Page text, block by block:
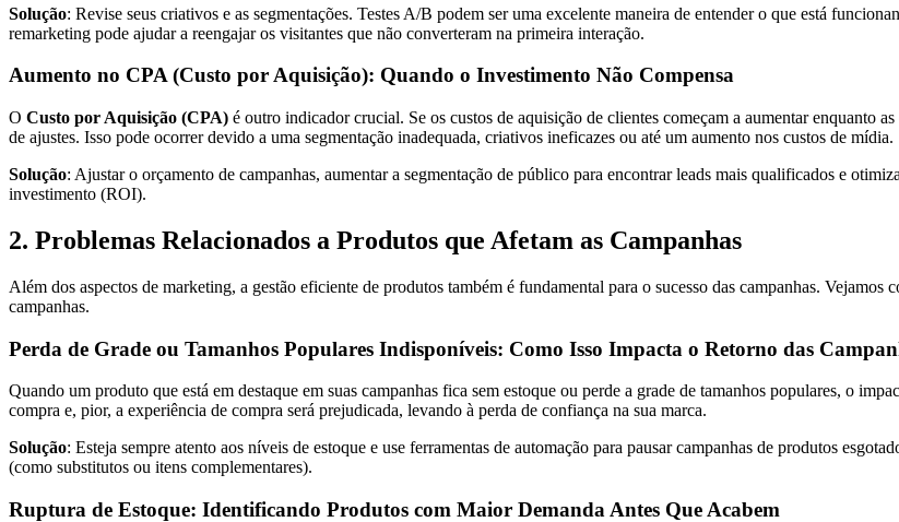
Solução: Revise seus criativos e as segmentações. Testes A/B podem ser uma excelente maneira de entender o que está
remarketing pode ajudar a reengajar os visitantes que não converteram na primeira interação.
Aumento no CPA (Custo por Aquisição): Quando o Investimento Não Compensa
O Custo por Aquisição (CPA) é outro indicador crucial. Se os custos de aquisição de clientes começam a aumentar enquanto
de ajustes. Isso pode ocorrer devido a uma segmentação inadequada, criativos ineficazes ou até um aumento nos custos de mídia.
Solução: Ajustar o orçamento de campanhas, aumentar a segmentação de público para encontrar leads mais qualificados e
investimento (ROI).
2. Problemas Relacionados a Produtos que Afetam as Campanhas
Além dos aspectos de marketing, a gestão eficiente de produtos também é fundamental para o sucesso das campanhas.
campanhas.
Perda de Grade ou Tamanhos Populares Indisponíveis: Como Isso Impacta o Retorno das
Quando um produto que está em destaque em suas campanhas fica sem estoque ou perde a grade de tamanhos populares, o
compra e, pior, a experiência de compra será prejudicada, levando à perda de confiança na sua marca.
Solução: Esteja sempre atento aos níveis de estoque e use ferramentas de automação para pausar campanhas de produtos
(como substitutos ou itens complementares).
Ruptura de Estoque: Identificando Produtos com Maior Demanda Antes Que Acabem